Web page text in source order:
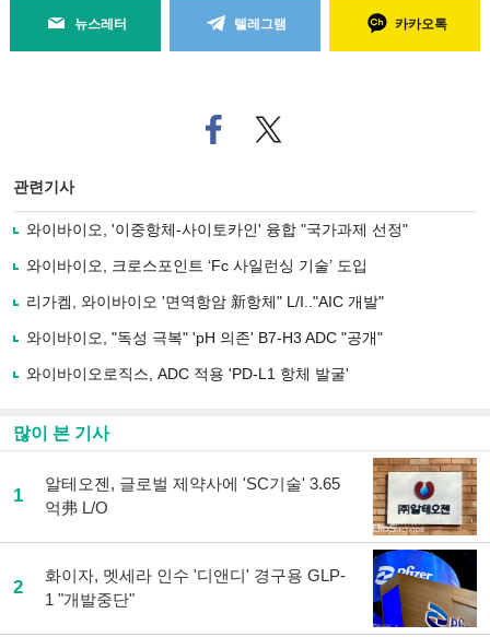
뉴스레터 텔레그램 카카오톡
페
이
로
기
사
유
기
트위
터로
관련기사
와이바이오, '이중항체-사이토카인' 융합 "국가과제 선정"
와이바이오, 크로스포인트 ‘Fc 사일런싱 기술’ 도입
리가켐, 와이바이오 '면역항암 新항체" L/I.."AIC 개발"
와이바이오, "독성 극복" 'pH 의존' B7-H3 ADC "공개"
와이바이오로직스, ADC 적용 'PD-L1 항체 발굴'
많이 본 기사
1
알테오젠, 글로벌 제약사에 'SC기술' 3.65
억弗 L/O
2
화이자, 멧세라 인수 '디앤디' 경구용 GLP-
1 "개발중단"